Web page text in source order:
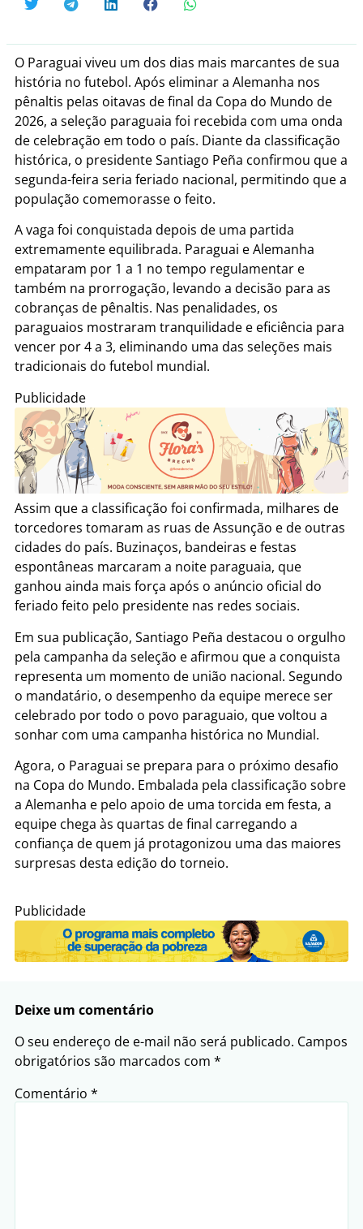
O Paraguai viveu um dos dias mais marcantes de sua
história no futebol. Após eliminar a Alemanha nos
pênaltis pelas oitavas de final da Copa do Mundo de
2026, a seleção paraguaia foi recebida com uma onda
de celebração em todo o país. Diante da classificação
histórica, o presidente Santiago Peña confirmou que a
segunda-feira seria feriado nacional, permitindo que a
população comemorasse o feito.
A vaga foi conquistada depois de uma partida
extremamente equilibrada. Paraguai e Alemanha
empataram por 1 a 1 no tempo regulamentar e
também na prorrogação, levando a decisão para as
cobranças de pênaltis. Nas penalidades, os
paraguaios mostraram tranquilidade e eficiência para
vencer por 4 a 3, eliminando uma das seleções mais
tradicionais do futebol mundial.
Publicidade
Assim que a classificação foi confirmada, milhares de
torcedores tomaram as ruas de Assunção e de outras
cidades do país. Buzinaços, bandeiras e festas
espontâneas marcaram a noite paraguaia, que
ganhou ainda mais força após o anúncio oficial do
feriado feito pelo presidente nas redes sociais.
Em sua publicação, Santiago Peña destacou o orgulho
pela campanha da seleção e afirmou que a conquista
representa um momento de união nacional. Segundo
o mandatário, o desempenho da equipe merece ser
celebrado por todo o povo paraguaio, que voltou a
sonhar com uma campanha histórica no Mundial.
Agora, o Paraguai se prepara para o próximo desafio
na Copa do Mundo. Embalada pela classificação sobre
a Alemanha e pelo apoio de uma torcida em festa, a
equipe chega às quartas de final carregando a
confiança de quem já protagonizou uma das maiores
surpresas desta edição do torneio.
Publicidade
Deixe um comentário
O seu endereço de e-mail não será publicado. Campos
obrigatórios são marcados com *
Comentário *